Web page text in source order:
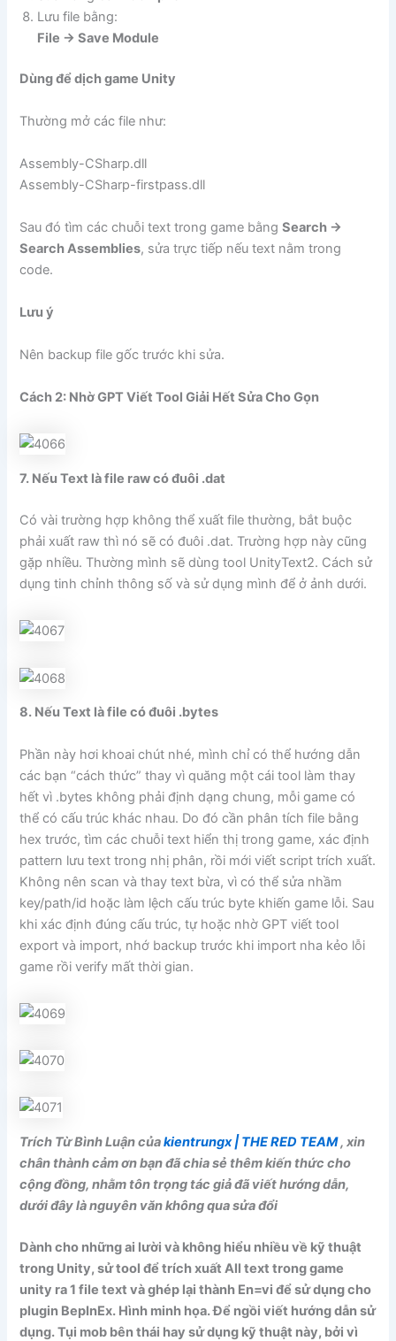
Lưu file bằng:
File → Save Module
Dùng để dịch game Unity
Thường mở các file như:
Assembly-CSharp.dll
Assembly-CSharp-firstpass.dll
Sau đó tìm các chuỗi text trong game bằngSearch →
Search Assemblies, sửa trực tiếp nếu text nằm trong
code.
Lưu ý
Nên backup file gốc trước khi sửa.
Cách 2: Nhờ GPT Viết Tool Giải Hết Sửa Cho Gọn
7. Nếu Text là file raw có đuôi .dat
Có vài trường hợp không thể xuất file thường, bắt buộc
phải xuất raw thì nó sẽ có đuôi .dat. Trường hợp này cũng
gặp nhiều. Thường mình sẽ dùng tool UnityText2. Cách sử
dụng tinh chỉnh thông số và sử dụng mình để ở ảnh dưới.
8. Nếu Text là file có đuôi .bytes
Phần này hơi khoai chút nhé, mình chỉ có thể hướng dẫn
các bạn “cách thức” thay vì quăng một cái tool làm thay
hết vì .bytes không phải định dạng chung, mỗi game có
thể có cấu trúc khác nhau. Do đó cần phân tích file bằng
hex trước, tìm các chuỗi text hiển thị trong game, xác định
pattern lưu text trong nhị phân, rồi mới viết script trích xuất.
Không nên scan và thay text bừa, vì có thể sửa nhầm
key/path/id hoặc làm lệch cấu trúc byte khiến game lỗi. Sau
khi xác định đúng cấu trúc, tự hoặc nhờ GPT viết tool
export và import, nhớ backup trước khi import nha kẻo lỗi
game rồi verify mất thời gian.
Trích Từ Bình Luận củakientrungx | THE RED TEAM, xin
chân thành cảm ơn bạn đã chia sẻ thêm kiến thức cho
cộng đồng, nhằm tôn trọng tác giả đã viết hướng dẫn,
dưới đây là nguyên văn không qua sửa đổi
Dành cho những ai lười và không hiểu nhiều về kỹ thuật
trong Unity, sử tool để trích xuất All text trong game
unity ra 1 file text và ghép lại thành En=vi để sử dụng cho
plugin BepInEx. Hình minh họa. Để ngồi viết hướng dẫn sử
dụng. Tụi mob bên thái hay sử dụng kỹ thuật này, bởi vì